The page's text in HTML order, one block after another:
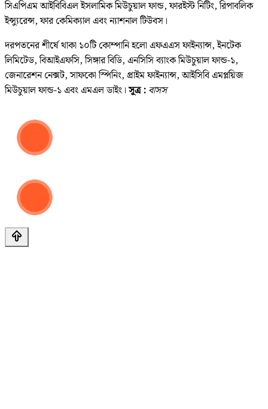
সিএপিএম আইবিবিএল ইসলামিক মিউচুয়াল ফান্ড, ফারইস্ট নিটিং, রিপাবলিক
ইন্স্যুরেন্স, ফার কেমিক্যাল এবং ন্যাশনাল টিউবস।
দরপতনের শীর্ষে থাকা ১০টি কোম্পানি হলো এফএএস ফাইন্যান্স, ইনটেক
লিমিটেড, বিআইএফসি, সিঙ্গার বিডি, এনসিসি ব্যাংক মিউচুয়াল ফান্ড-১,
জেনারেশন নেক্সট, সাফকো স্পিনিং, প্রাইম ফাইন্যান্স, আইসিবি এমপ্লয়িজ
মিউচুয়াল ফান্ড-১ এবং এমএল ডাইং।সূত্র : বাসস